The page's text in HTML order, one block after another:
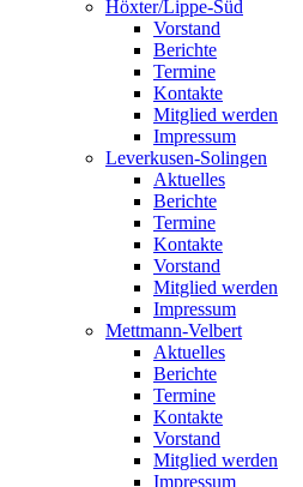
Höxter/Lippe-Süd
Vorstand
Berichte
Termine
Kontakte
Mitglied werden
Impressum
Leverkusen-Solingen
Aktuelles
Berichte
Termine
Kontakte
Vorstand
Mitglied werden
Impressum
Mettmann-Velbert
Aktuelles
Berichte
Termine
Kontakte
Vorstand
Mitglied werden
Impressum